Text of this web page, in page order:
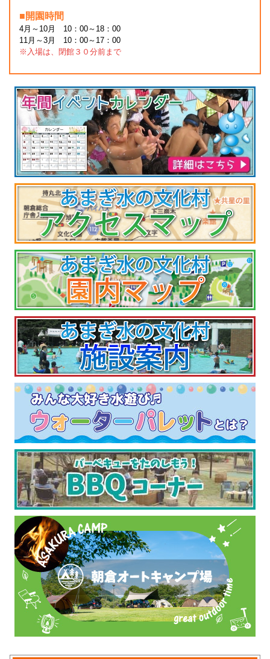
■開園時間
4月～10月 10：00～18：00
11月～3月 10：00～17：00
※入場は、閉館３０分前まで